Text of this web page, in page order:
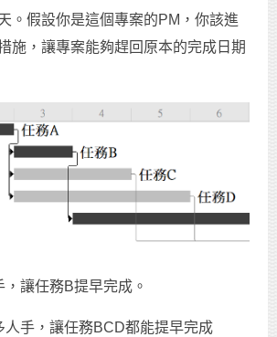
。假設你是這個專案的PM，你該進
施，讓專案能夠趕回原本的完成日期
讓任務B提早完成。
人手，讓任務BCD都能提早完成